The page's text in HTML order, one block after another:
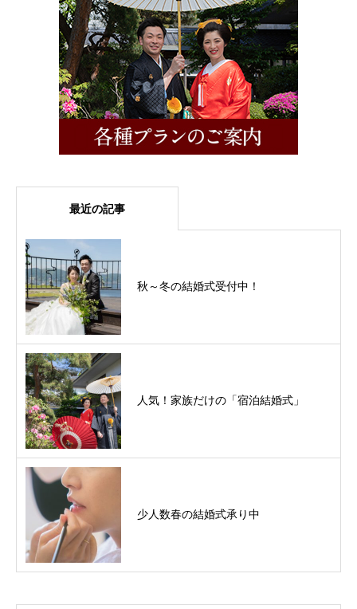
最近の記事
秋～冬の結婚式受付中！
人気！家族だけの「宿泊結婚式」
少人数春の結婚式承り中